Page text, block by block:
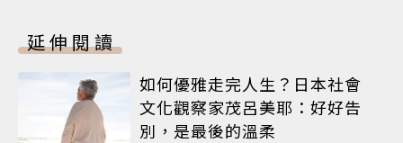
延伸閱讀
如何優雅走完人生？日本社會
文化觀察家茂呂美耶：好好告
別，是最後的溫柔